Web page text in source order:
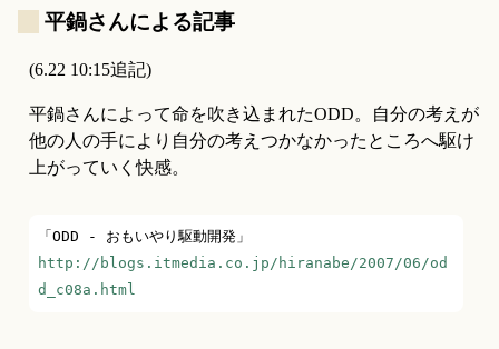
平鍋さんによる記事
(6.22 10:15追記)
平鍋さんによって命を吹き込まれたODD。自分の考えが
他の人の手により自分の考えつかなかったところへ駆け
上がっていく快感。
http://blogs.itmedia.co.jp/hiranabe/2007/06/od
d_c08a.html